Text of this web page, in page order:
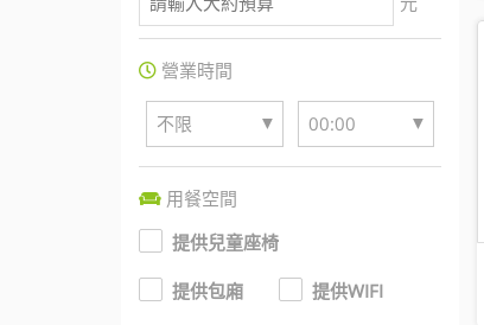
營業時間
不限 ▼ 00:00 ▼
用餐空間
提供兒童座椅
提供包廂 提供WIFI